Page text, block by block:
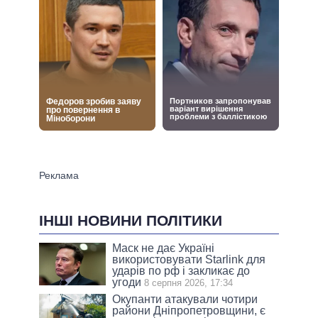
ІНШІ НОВИНИ ПОЛІТИКИ
Маск не дає Україні
використовувати Starlink для
ударів по рф і закликає до
угоди 8 серпня 2026, 17:34
Окупанти атакували чотири
райони Дніпропетровщини, є